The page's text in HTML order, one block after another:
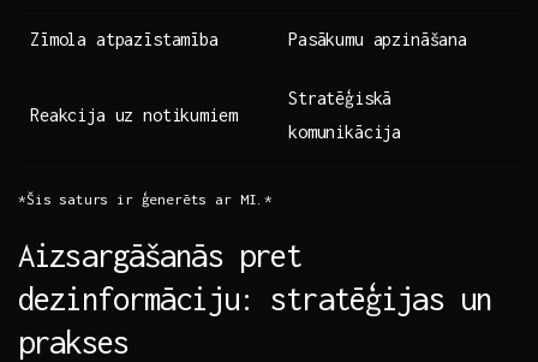
Zīmola ​atpazīstamība Pasākumu apzināšana
Reakcija uz notikumiem
Stratēģiskā
‍komunikācija
*Šis saturs ir ģenerēts ar MI.*
Aizsargāšanās​ pret
dezinformāciju: stratēģijas un
prakses